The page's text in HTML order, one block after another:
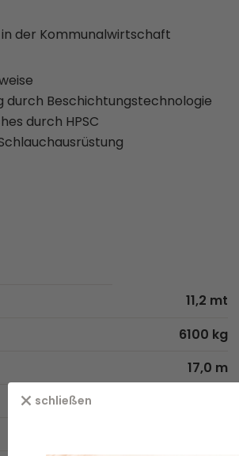
der Kommunalwirtschaft
Beschichtungstechnologie
durch HPSC
11,2 mt
6100 kg
17,0 m
schließen